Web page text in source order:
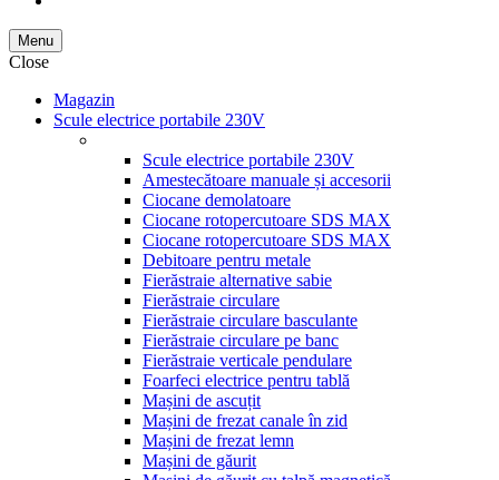
Menu
Close
Magazin
Scule electrice portabile 230V
Scule electrice portabile 230V
Amestecătoare manuale și accesorii
Ciocane demolatoare
Ciocane rotopercutoare SDS MAX
Ciocane rotopercutoare SDS MAX
Debitoare pentru metale
Fierăstraie alternative sabie
Fierăstraie circulare
Fierăstraie circulare basculante
Fierăstraie circulare pe banc
Fierăstraie verticale pendulare
Foarfeci electrice pentru tablă
Mașini de ascuțit
Mașini de frezat canale în zid
Mașini de frezat lemn
Mașini de găurit